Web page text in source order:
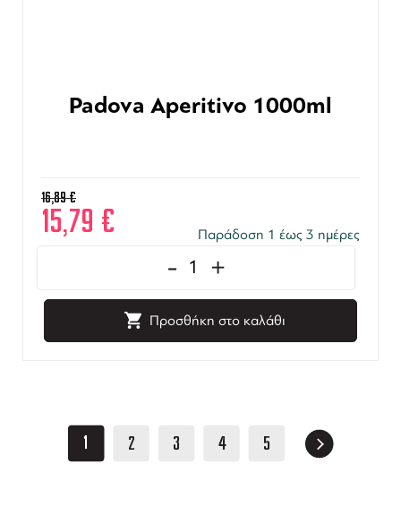
Padova Aperitivo 1000ml
16,89€
15,79 € Παράδοση 1 έως 3 ημέρες
- +
Προσθήκη στο καλάθι
1 2 3 4 5